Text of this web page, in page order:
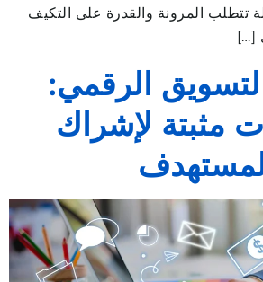
تتطلب المرونة والقدرة على التكيف
[…]
الرقمي:
مثبتة لإشراك